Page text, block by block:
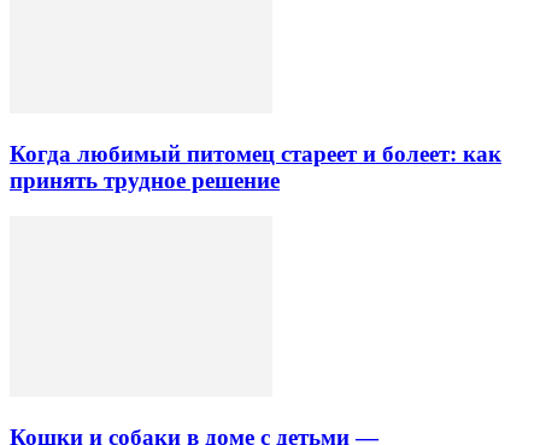
Когда любимый питомец стареет и болеет: как
принять трудное решение
Кошки и собаки в доме с детьми —